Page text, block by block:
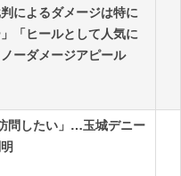
によるダメージは特に
「ヒールとして人気に
ーダメージアピール
問したい」…玉城デニー